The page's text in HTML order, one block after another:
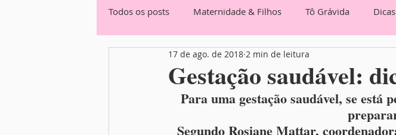
Todos os posts Maternidade & Filhos Tô Grávida
Festas MamãeBox Entrevista
Gestação saudável:
17 de ago. de 2018 2 min de leitura
Para uma gestação saudável, se está
Segundo Rosiane Mattar,